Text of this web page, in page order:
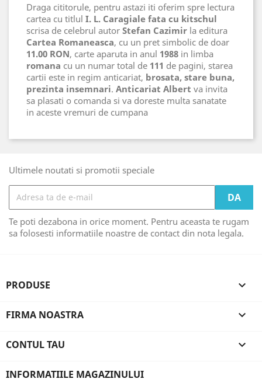
Draga cititorule, pentru astazi iti oferim spre lectura
cartea cu titlul I. L. Caragiale fata cu kitschul
scrisa de celebrul autor Stefan Cazimir la editura
Cartea Romaneasca, cu un pret simbolic de doar
11.00 RON, carte aparuta in anul 1988 in limba
romana cu un numar total de 111 de pagini, starea
cartii este in regim anticariat, brosata, stare buna,
prezinta insemnari. Anticariat Albert va invita
sa plasati o comanda si va doreste multa sanatate
in aceste vremuri de cumpana
Ultimele noutati si promotii speciale
Te poti dezabona in orice moment. Pentru aceasta te rugam
sa folosesti informatiile noastre de contact din nota legala.
PRODUSE 
FIRMA NOASTRA 
CONTUL TAU 
INFORMATIILE MAGAZINULUI